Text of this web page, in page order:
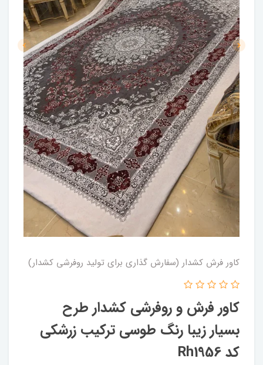
کاور فرش کشدار (سفارش گذاری برای تولید روفرشی کشدار)
کاور فرش و روفرشی کشدار طرح
بسیار زیبا رنگ طوسی ترکیب زرشکی
کد Rh1956